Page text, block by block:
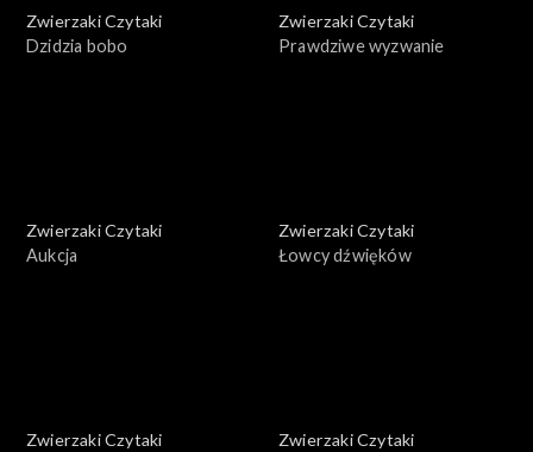
Zwierzaki Czytaki
Dzidzia bobo
Zwierzaki Czytaki
Prawdziwe wyzwanie
Zwierzaki Czytaki
Aukcja
Zwierzaki Czytaki
Łowcy dźwięków
Zwierzaki Czytaki
Zwierzaki Czytaki